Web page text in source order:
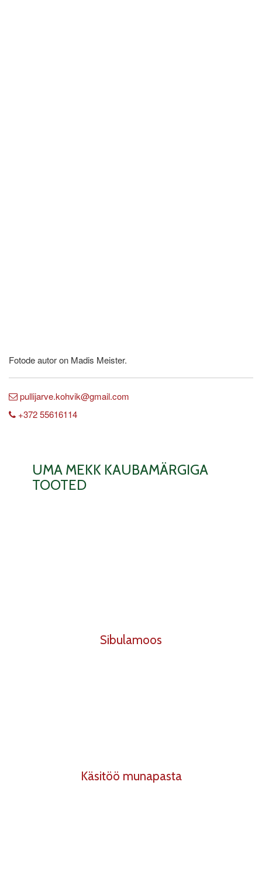
Fotode autor on Madis Meister.
pullijarve.kohvik@gmail.com
+372 55616114
UMA MEKK KAUBAMÄRGIGA
TOOTED
Sibulamoos
Käsitöö munapasta